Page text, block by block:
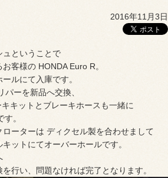
2016年11月3日
ということで
客様の HONDA Euro R。
ルにて入庫です。
ーを新品へ交換、
キットとブレーキホースも一緒に
。
ーターは ディクセル製を合わせまして
ットにてオーバーホールです。
行い、問題なければ完了となります。